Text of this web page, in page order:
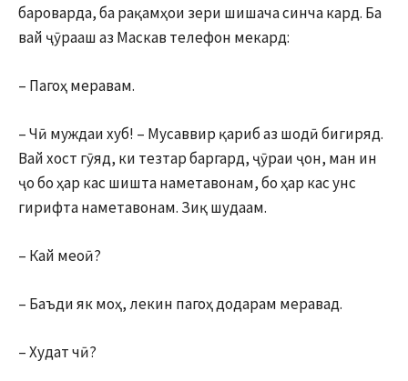
бароварда, ба рақамҳои зери шишача синча кард. Ба
вай ҷӯрааш аз Маскав телефон мекард:
– Пагоҳ меравам.
– Чӣ муждаи хуб! – Мусаввир қариб аз шодӣ бигиряд.
Вай хост гӯяд, ки тезтар баргард, ҷӯраи ҷон, ман ин
ҷо бо ҳар кас шишта наметавонам, бо ҳар кас унс
гирифта наметавонам. Зиқ шудаам.
– Кай меоӣ?
– Баъди як моҳ, лекин пагоҳ додарам меравад.
– Худат чӣ?